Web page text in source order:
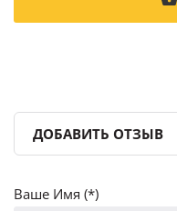
ДОБАВИТЬ ОТЗЫВ
Ваше Имя (*)